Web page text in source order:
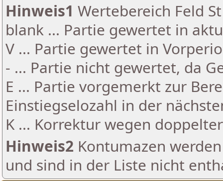
Hinweis1 Wertebereich Feld
blank ... Partie gewertet in
V ... Partie gewertet in
- ... Partie nicht gewertet, da
E ... Partie vorgemerkt zur
Einstiegselozahl in der
K ... Korrektur wegen
Hinweis2 Kontumazen
und sind in der Liste nicht